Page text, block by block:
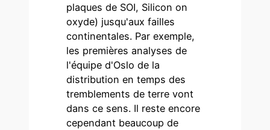
plaques de SOI, Silicon on
oxyde) jusqu'aux failles
continentales. Par exemple,
les premières analyses de
l'équipe d'Oslo de la
distribution en temps des
tremblements de terre vont
dans ce sens. Il reste encore
cependant beaucoup de